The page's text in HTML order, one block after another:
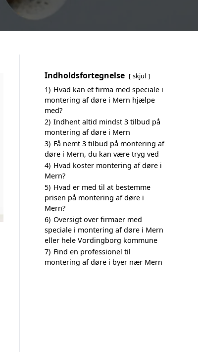
Indholdsfortegnelse skjul
1) Hvad kan et firma med speciale i
montering af døre i Mern hjælpe
med?
2) Indhent altid mindst 3 tilbud på
montering af døre i Mern
3) Få nemt 3 tilbud på montering af
døre i Mern, du kan være tryg ved
4) Hvad koster montering af døre i
Mern?
5) Hvad er med til at bestemme
prisen på montering af døre i
Mern?
6) Oversigt over firmaer med
speciale i montering af døre i Mern
eller hele Vordingborg kommune
7) Find en professionel til
montering af døre i byer nær Mern